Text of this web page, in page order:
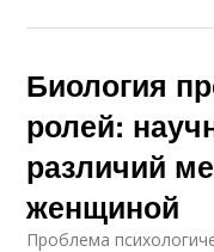
Биология
ролей:
различий
женщиной
Проблема